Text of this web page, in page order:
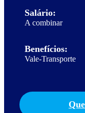
Salário:
A combinar
Benefícios:
Vale-Transporte